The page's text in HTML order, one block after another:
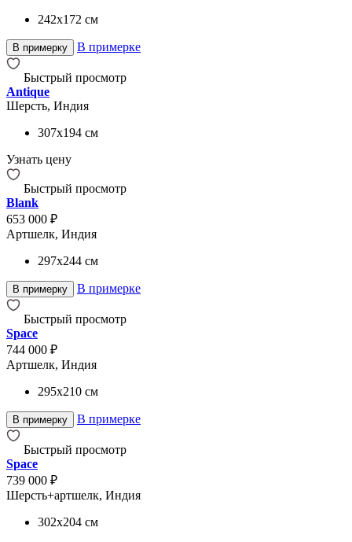
242x172 см
В примерку В примерке
Быстрый просмотр
Antique
Шерсть, Индия
307x194 см
Узнать цену
Быстрый просмотр
Blank
653 000 ₽
Артшелк, Индия
297x244 см
В примерку В примерке
Быстрый просмотр
Space
744 000 ₽
Артшелк, Индия
295x210 см
В примерку В примерке
Быстрый просмотр
Space
739 000 ₽
Шерсть+артшелк, Индия
302x204 см